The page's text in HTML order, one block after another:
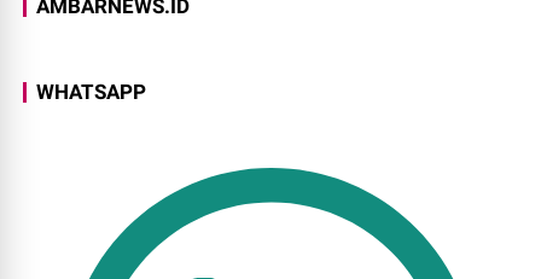
AMBARNEWS.ID
WHATSAPP